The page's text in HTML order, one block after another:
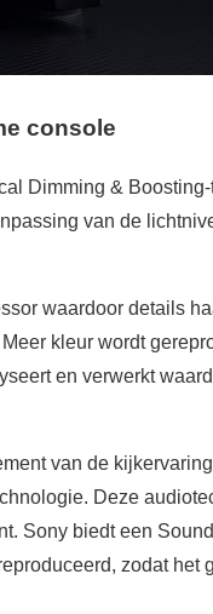
console
Dimming &
van de
waardoor details
kleur wordt
en verwerkt
van de
Deze
Sony biedt een
zodat het